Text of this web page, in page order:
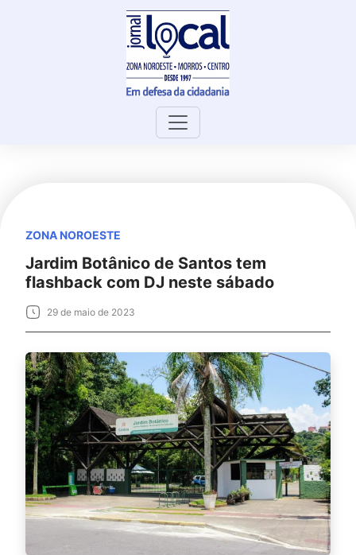
ZONA NOROESTE
Jardim Botânico de Santos tem
flashback com DJ neste sábado
29 de maio de 2023